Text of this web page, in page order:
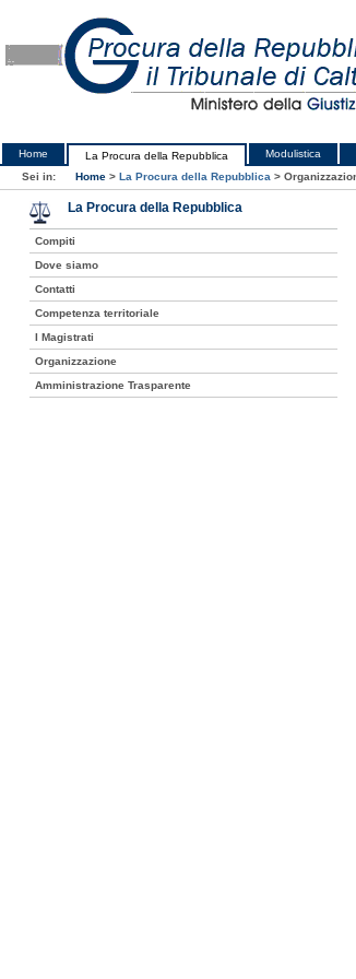
Home La Procura della Repubblica Modulistica
Sei in:
Home > La Procura della Repubblica >
La Procura della Repubblica
Compiti
Dove siamo
Contatti
Competenza territoriale
I Magistrati
Organizzazione
Amministrazione Trasparente